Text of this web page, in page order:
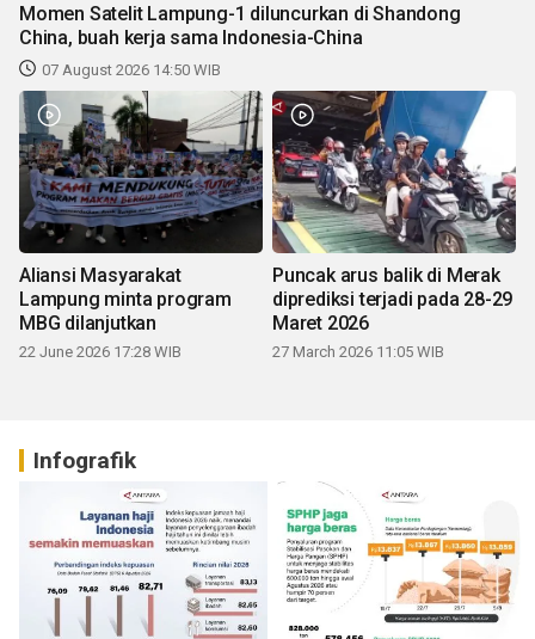
Momen Satelit Lampung-1 diluncurkan di Shandong
China, buah kerja sama Indonesia-China
07 August 2026 14:50 WIB
Aliansi Masyarakat
Lampung minta program
MBG dilanjutkan
22 June 2026 17:28 WIB
Puncak arus balik di Merak
diprediksi terjadi pada 28-29
Maret 2026
27 March 2026 11:05 WIB
Infografik